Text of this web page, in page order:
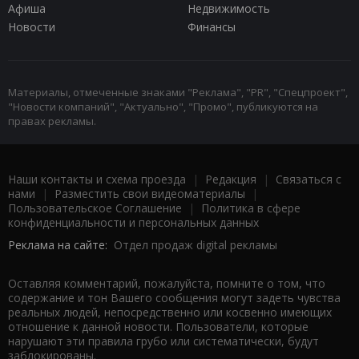
Афиша
Недвижимость
Новости
Финансы
Материалы, отмеченные знаками "Реклама", "PR", "Спецпроект",
"Новости компаний", "Актуально", "Промо", публикуются на
правах рекламы.
Наши контакты и схема проезда | Редакция | Связаться с
нами | Разместить свои видеоматериалы |
Пользовательское Соглашение |
Политика в сфере
конфиденциальности и персональных данных
Реклама на сайте: Отдел продаж digital рекламы
Оставляя комментарий, пожалуйста, помните о том, что
содержание и тон Вашего сообщения могут задеть чувства
реальных людей, непосредственно или косвенно имеющих
отношение к данной новости. Пользователи, которые
нарушают эти правила грубо или систематически, будут
заблокированы.